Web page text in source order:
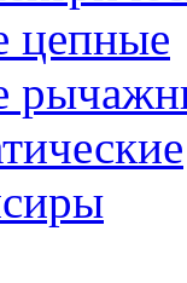
цепные